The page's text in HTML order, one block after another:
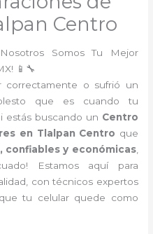
Centro
Somos Tu Mejor
📱🔧
correctamente o sufrió un
que es cuando tu
estás buscando un Centro
en Tlalpan Centro que
confiables y económicas,
Estamos aquí para
con técnicos expertos
tu celular quede como